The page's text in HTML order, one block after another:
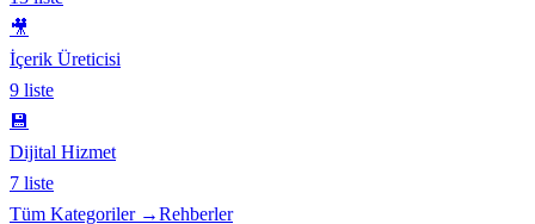
🎥
İçerik Üreticisi
9 liste
💾
Dijital Hizmet
7 liste
Tüm Kategoriler →Rehberler